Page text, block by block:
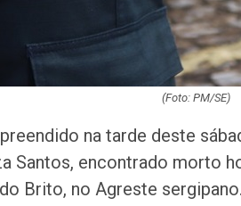
(Foto: PM/SE)
na tarde deste
Santos, encontrado morto
Brito, no Agreste